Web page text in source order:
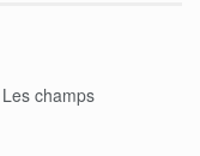
Les champs